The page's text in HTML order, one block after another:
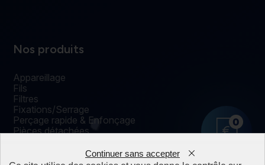
0
Nos produits
Appareillage
Fils
Filtres
Fixations/Serrage
Perçage rapide & Enfonçage
Pièces détachées
Continuer sans accepter